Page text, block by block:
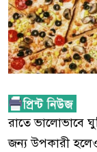
রাতে ভালোভাবে
জন্য উপকারী